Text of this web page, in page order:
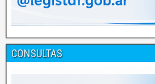
CONSULTAS